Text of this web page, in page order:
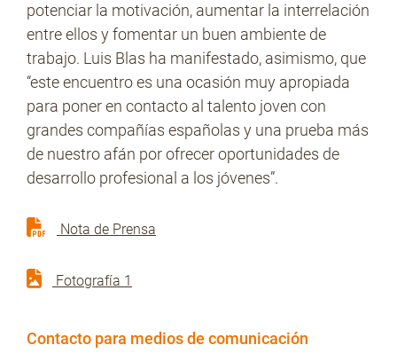
potenciar la motivación, aumentar la interrelación
entre ellos y fomentar un buen ambiente de
trabajo. Luis Blas ha manifestado, asimismo, que
“este encuentro es una ocasión muy apropiada
para poner en contacto al talento joven con
grandes compañías españolas y una prueba más
de nuestro afán por ofrecer oportunidades de
desarrollo profesional a los jóvenes”.
Nota de Prensa
Fotografía 1
Contacto para medios de comunicación